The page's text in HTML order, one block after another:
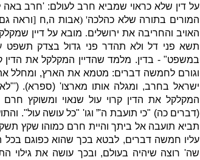
על דין שלא כראוי שמביא חרב לעולם:
'חרב באה
המורים בתורה שלא כהלכה' (אבות ה,ח [וראה
האויב והחריבה את ירושלים. מובא על דיין
תשא פני דל ולא תהדר פני גדול בצדק תשפט
במשפט" - בדין. מלמד שהדיין המקלקל את הדין
וגורם לחמשה דברים: מטמא את הארץ, ומחלל
ישראל בחרב, ומגלה אותו מארצו' (ספרא). ('"
המקלקל את הדין קרוי עול שנאוי ומשוקץ חרם
(דברים כה) "כי תועבת ה'” וגו' "כל עושה עול".
תביא תועבה אל ביתך והיית חרם כמוהו שקץ
עליו חמשה דברים, לבטא בכך שהוא כפוגם בכל
שה' רוצה שיהיה בעולם, ובכך עושה את גילוי